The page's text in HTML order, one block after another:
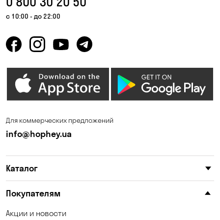
с 10:00 - до 22:00
Для коммерческих предложений
info@hophey.ua
Каталог
Покупателям
Акции и новости